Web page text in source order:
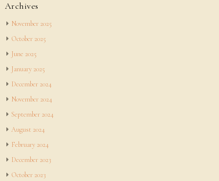
Archives
November 2025
October 2025
June 2025
January 2025
December 2024
November 2024
September 2024
August 2024
February 2024
December 2023
October 2023